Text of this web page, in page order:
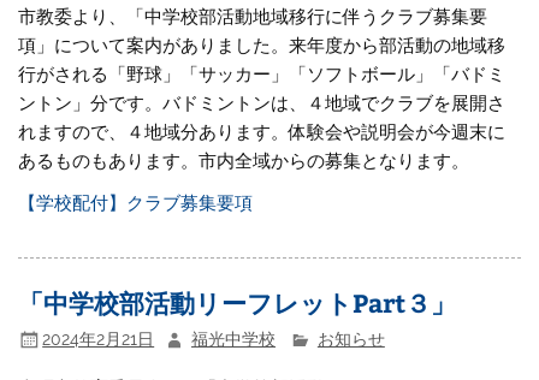
市教委より、「中学校部活動地域移行に伴うクラブ募集要
項」について案内がありました。来年度から部活動の地域移
行がされる「野球」「サッカー」「ソフトボール」「バドミ
ントン」分です。バドミントンは、４地域でクラブを展開さ
れますので、４地域分あります。体験会や説明会が今週末に
あるものもあります。市内全域からの募集となります。
【学校配付】クラブ募集要項
「中学校部活動リーフレットPart３」
2024年2月21日 福光中学校 お知らせ